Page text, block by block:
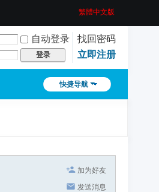
繁體中文版
自动登录
找回密码
登录 立即注册
快捷导航
加为好友
发送消息